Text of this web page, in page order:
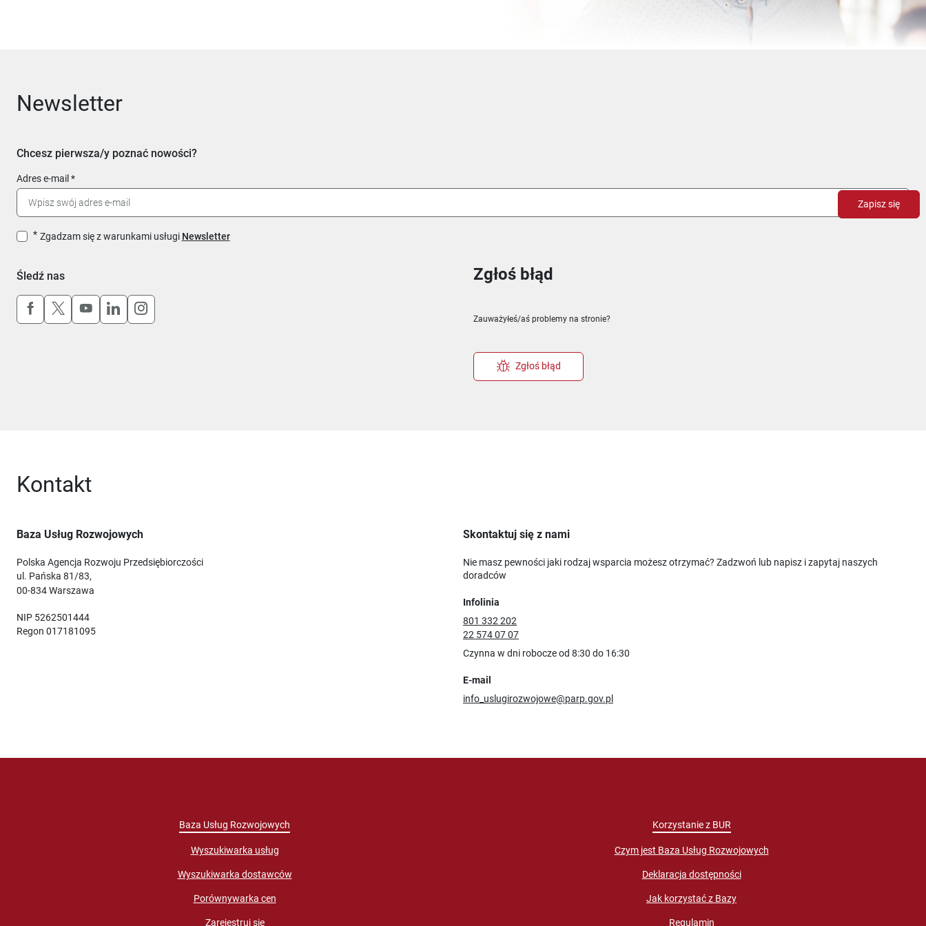
Newsletter
Chcesz pierwsza/y poznać nowości?
Adres e-mail
Zgadzam się z warunkami usługi Newsletter
Zapisz się
Śledź nas
Uwaga, link otworzy się w nowym oknie
Uwaga, link otworzy się w nowym oknie
Uwaga, link otworzy się w nowym oknie
Uwaga, link otworzy się w nowym oknie
Uwaga, link otworzy się w nowym oknie
Zgłoś błąd
Zauważyłeś/aś problemy na stronie?
Zgłoś błąd
Kontakt
Baza Usług Rozwojowych
Polska Agencja Rozwoju Przedsiębiorczości
ul. Pańska 81/83,
00-834 Warszawa
NIP 5262501444
Regon 017181095
Skontaktuj się z nami
Nie masz pewności jaki rodzaj wsparcia możesz otrzymać? Zadzwoń lub napisz i zapytaj naszych
doradców
Infolinia
801 332 202
22 574 07 07
Czynna w dni robocze od 8:30 do 16:30
E-mail
info_uslugirozwojowe@parp.gov.pl
Baza Usług Rozwojowych
Wyszukiwarka usług
Wyszukiwarka dostawców
Porównywarka cen
Zarejestruj się
Korzystanie z BUR
Czym jest Baza Usług Rozwojowych
Deklaracja dostępności
Jak korzystać z Bazy
Regulamin